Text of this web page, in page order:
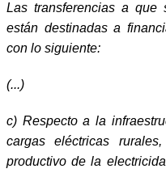
Las transferencias a que
están destinadas a
con lo siguiente:
(...)
c) Respecto a la
cargas eléctricas
productivo de la